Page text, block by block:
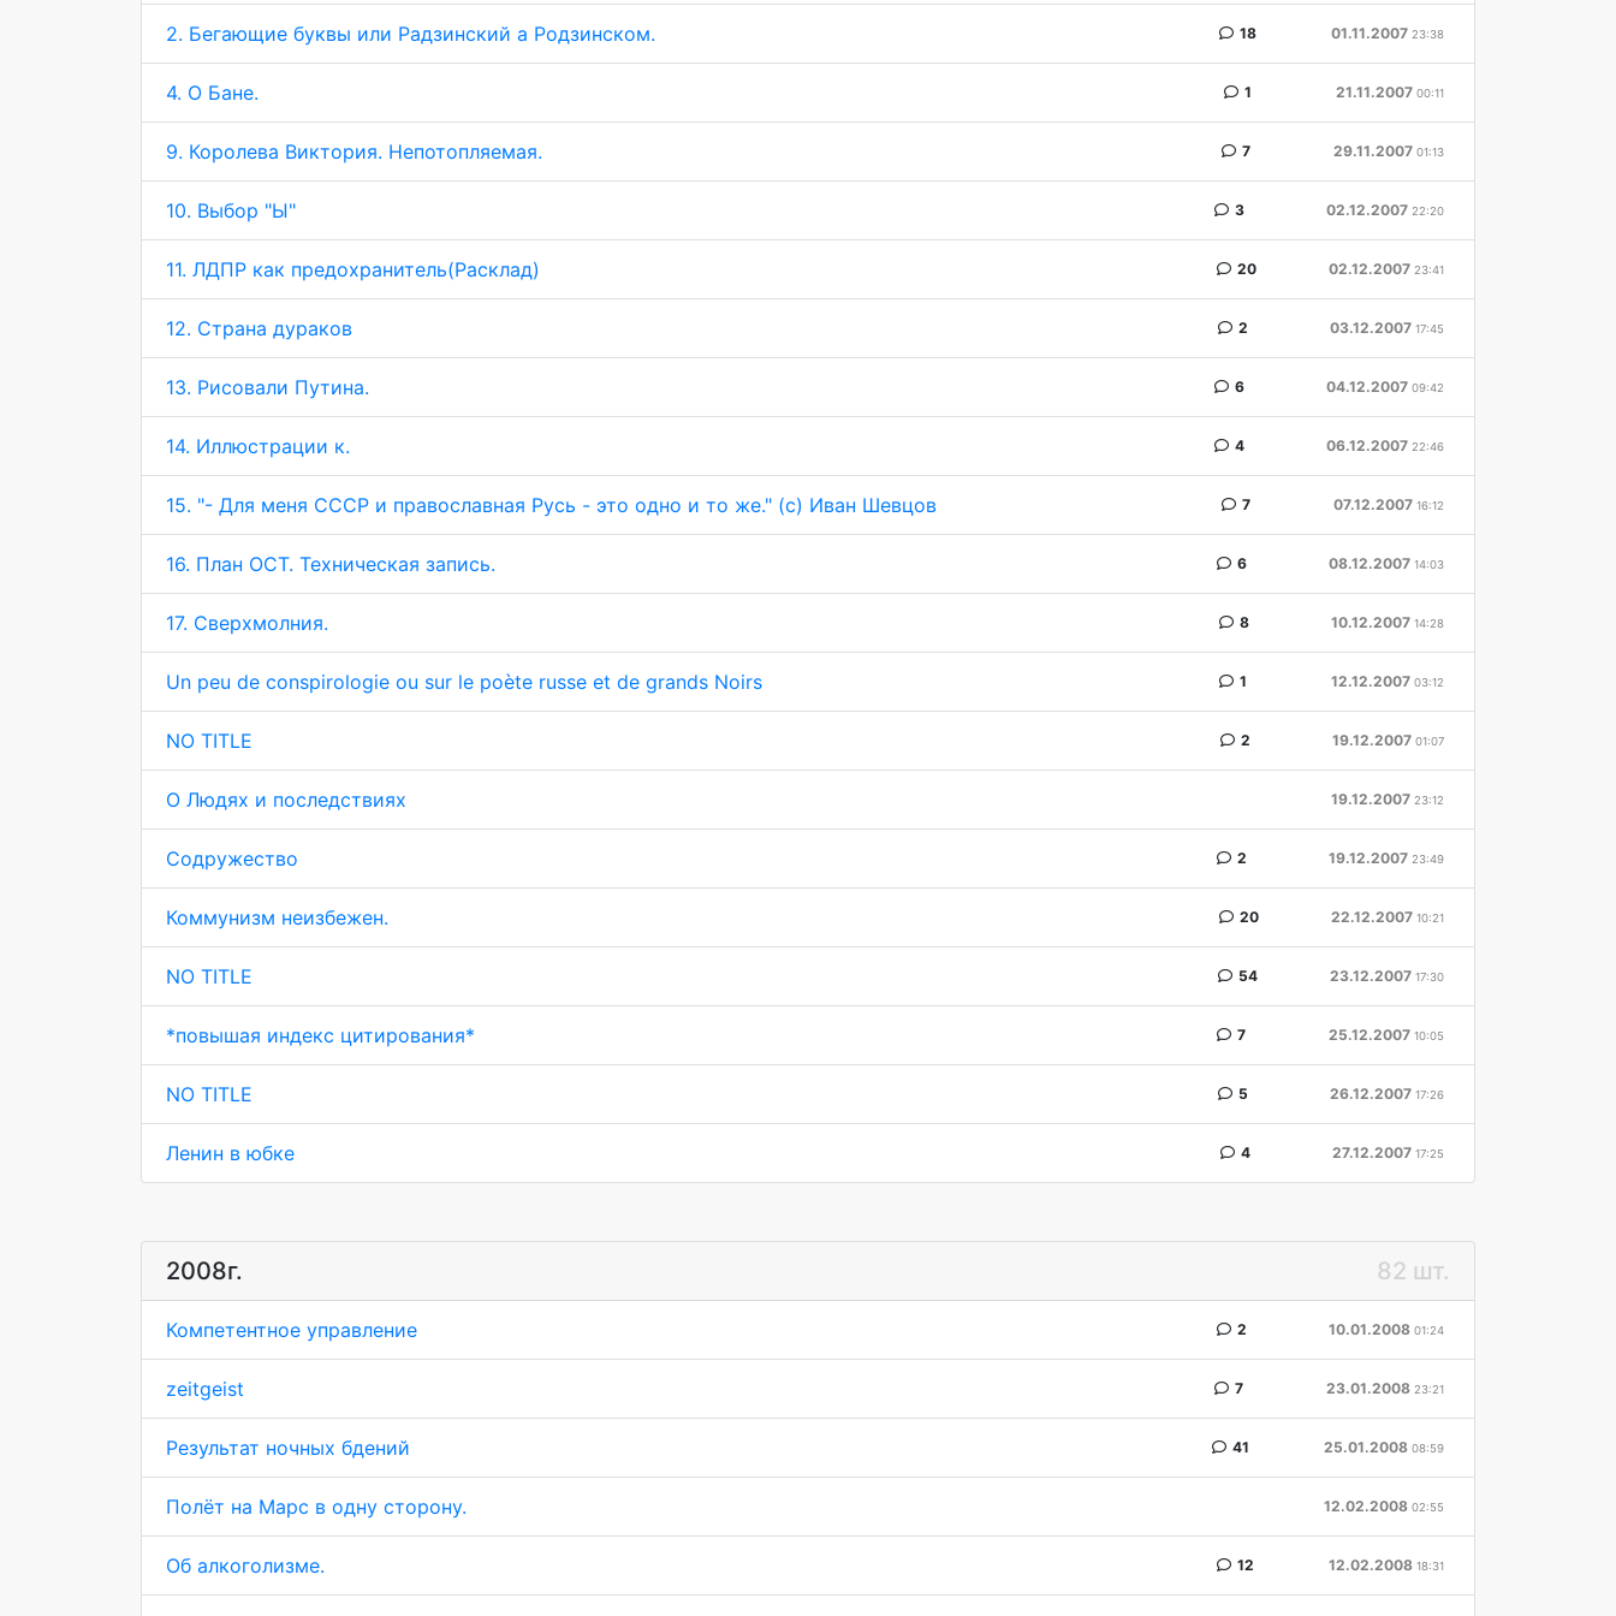
2. Бегающие буквы или Радзинский а Родзинском. 18 01.11.200723:38
4. О Бане. 1 21.11.200700:11
9. Королева Виктория. Непотопляемая. 7 29.11.200701:13
10. Выбор "Ы" 3 02.12.200722:20
11. ЛДПР как предохранитель(Расклад) 20 02.12.200723:41
12. Страна дураков 2 03.12.200717:45
13. Рисовали Путина. 6 04.12.200709:42
14. Иллюстрации к. 4 06.12.200722:46
15. "- Для меня СССР и православная Русь - это одно и то же." (с) Иван Шевцов 7 07.12.200716:12
16. План ОСТ. Техническая запись. 6 08.12.200714:03
17. Сверхмолния. 8 10.12.200714:28
Un peu de conspirologie ou sur le poète russe et de grands Noirs 1 12.12.200703:12
NO TITLE 2 19.12.200701:07
О Людях и последствиях 19.12.200723:12
Содружество 2 19.12.200723:49
Коммунизм неизбежен. 20 22.12.200710:21
NO TITLE 54 23.12.200717:30
*повышая индекс цитирования* 7 25.12.200710:05
NO TITLE 5 26.12.200717:26
Ленин в юбке 4 27.12.200717:25
2008г. 82 шт.
Компетентное управление 2 10.01.200801:24
zeitgeist 7 23.01.200823:21
Результат ночных бдений 41 25.01.200808:59
Полёт на Марс в одну сторону. 12.02.200802:55
Об алкоголизме. 12 12.02.200818:31